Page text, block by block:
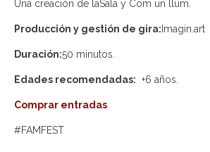
Una creación de laSala y Com un llum.
Producción y gestión de gira: Imagin.art
Duración:50 minutos.
Edades recomendadas: +6 años.
Comprar entradas
#FAMFEST